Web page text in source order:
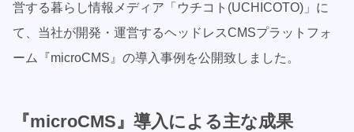
営する暮らし情報メディア「ウチコト(UCHICOTO)」に
て、当社が開発・運営するヘッドレスCMSプラットフォ
ーム『microCMS』の導入事例を公開致しました。
『microCMS』 導入による主な成果